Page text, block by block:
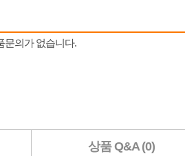
상품 Q&A (0)